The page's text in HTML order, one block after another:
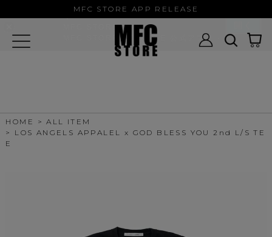
MFC STORE APP RELEASE
HOME
ALL ITEM
LOS ANGELS APPALEL x GOD BLESS YOU 2nd L/S TE
E
MFC STORE
MFC STORE/EXAMPLE 公式アプリ -
Google Play